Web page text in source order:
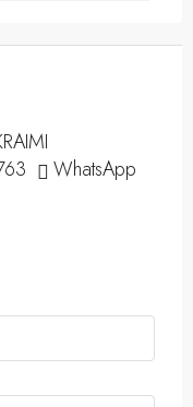
WhatsApp